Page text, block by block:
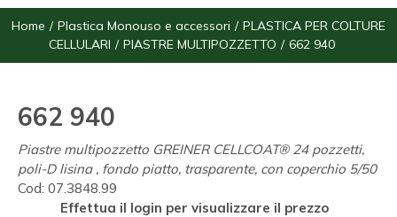
Home Plastica Monouso e accessori
PLASTICA PER COLTURE
CELLULARI
PIASTRE MULTIPOZZETTO 662 940
662 940
Piastre multipozzetto GREINER CELLCOAT® 24 pozzetti,
poli-D lisina , fondo piatto, trasparente, con coperchio 5/50
Cod: 07.3848.99
Effettua il login per visualizzare il prezzo